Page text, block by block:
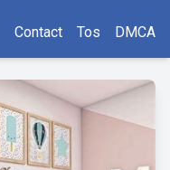
Contact Tos DMCA